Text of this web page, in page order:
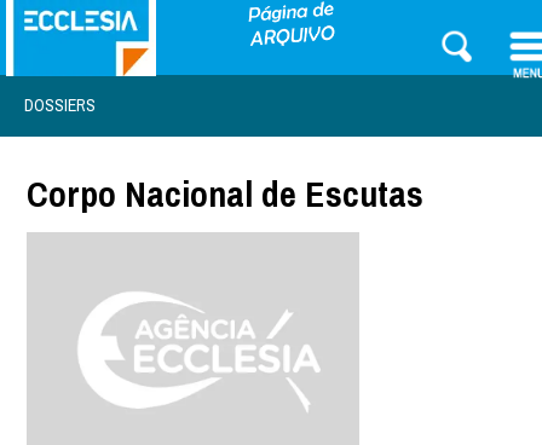
DOSSIERS
Corpo Nacional de Escutas